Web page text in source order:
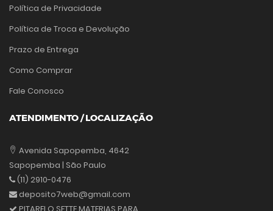
Política de Privacidade
Política de Troca e Devolução
Prazo de Entrega
Como Comprar
Fale Conosco
ATENDIMENTO / LOCALIZAÇÃO
Avenida Sapopemba, 4642
Sapopemba | São Paulo
(11) 2910-0476
deposito7web@gmail.com